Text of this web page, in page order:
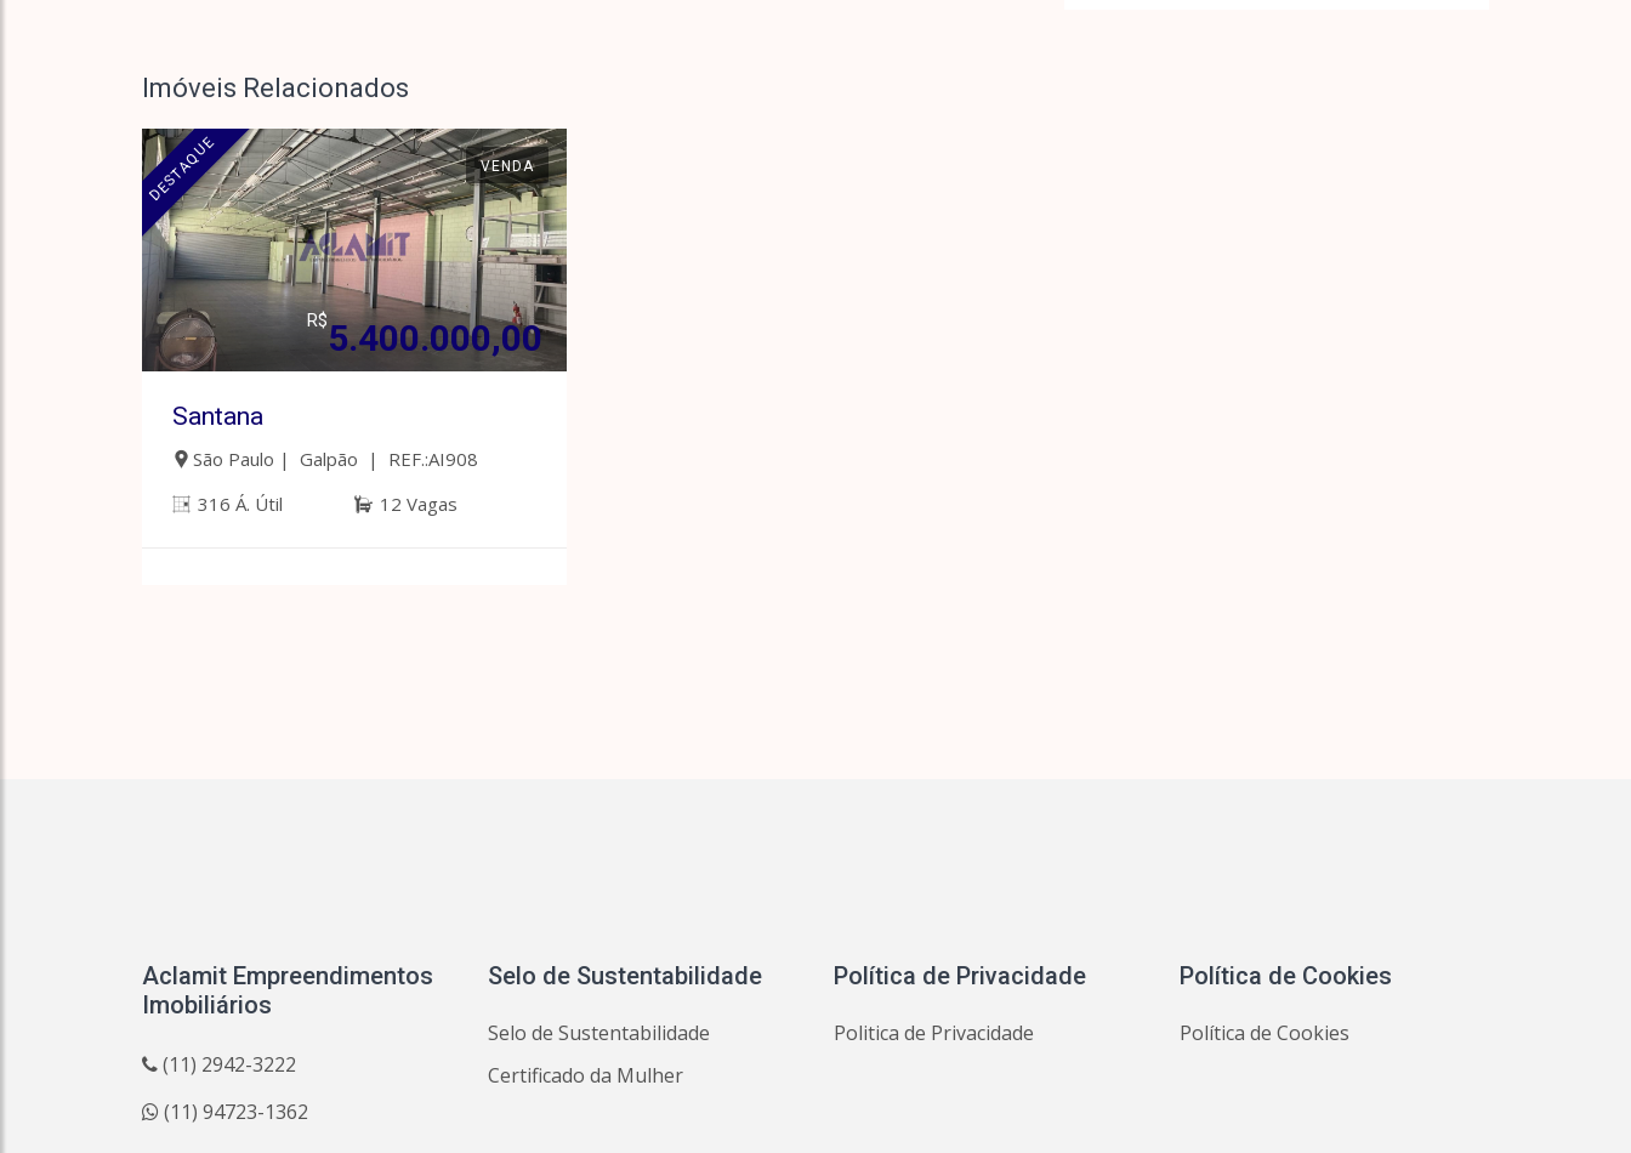
Imóveis Relacionados
DESTAQUE VENDA
R$5.400.000,00
Santana
São Paulo | Galpão | REF.:AI908
316 Á. Útil
12 Vagas
Aclamit Empreendimentos
Imobiliários
(11) 2942-3222
(11) 94723-1362
Selo de Sustentabilidade
Selo de Sustentabilidade
Certificado da Mulher
Política de Privacidade
Politica de Privacidade
Política de Cookies
Política de Cookies